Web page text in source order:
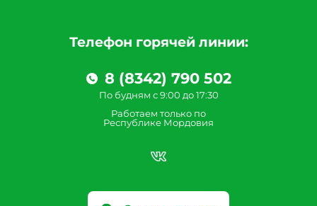
Телефон горячей линии:
8 (8342) 790 502
По будням с 9:00 до 17:30
Работаем только по
Республике Мордовия